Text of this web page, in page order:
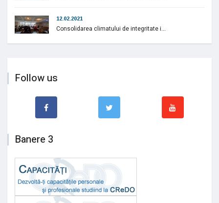
12.02.2021
Consolidarea climatului de integritate i...
Follow us
Banere 3